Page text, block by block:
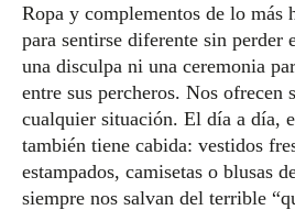
Ropa y complementos de lo más
para sentirse diferente sin perder
una disculpa ni una ceremonia
entre sus percheros. Nos ofrecen
cualquier situación. El día a día,
también tiene cabida: vestidos
estampados, camisetas o blusas
siempre nos salvan del terrible